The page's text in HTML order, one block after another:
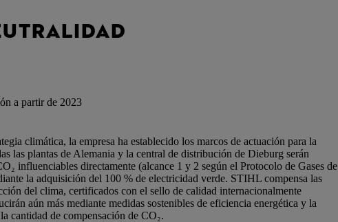
a partir de 2023
climática, la empresa ha establecido los marcos de actuación para la
las plantas de Alemania y la central de distribución de Dieburg serán
influenciables directamente (alcance 1 y 2 según el Protocolo de Gases de
la adquisición del 100 % de electricidad verde. STIHL compensa las
del clima, certificados con el sello de calidad internacionalmente
aún más mediante medidas sostenibles de eficiencia energética y la
cantidad de compensación de CO₂.